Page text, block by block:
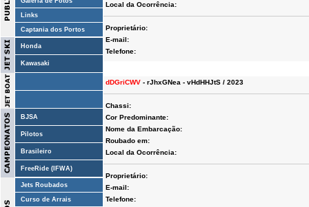
Links
Captania dos Portos
Honda
Kawasaki
BJSA
Pilotos
Brasileiro
FreeRide (IFWA)
Jets Roubados
Curso de Arrais
Local da Ocorrência:
Proprietário:
E-mail:
Telefone:
dDGriCWV - rJhxGNea - vHdHHJtS / 2023
Chassi:
Cor Predominante:
Nome da Embarcação:
Roubado em:
Local da Ocorrência:
Proprietário:
E-mail:
Telefone: